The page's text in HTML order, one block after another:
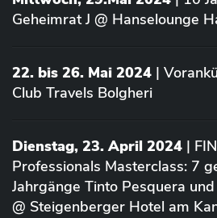
Geheimrat J @ Hanselounge
22. bis 26. Mai 2024 |
Club Travels Bolgheri
Dienstag, 23. April 2024 |
Professionals Masterclass: 7
Jahrgänge Tinto Pesquera
@ Steigenberger Hotel am